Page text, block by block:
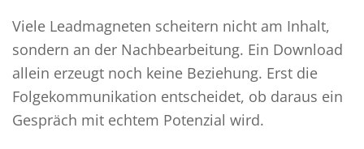
Viele Leadmagneten scheitern nicht am Inhalt,
sondern an der Nachbearbeitung. Ein Download
allein erzeugt noch keine Beziehung. Erst die
Folgekommunikation entscheidet, ob daraus ein
Gespräch mit echtem Potenzial wird.